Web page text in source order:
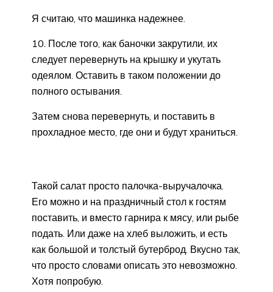
Я считаю, что машинка надежнее.
10. После того, как баночки закрутили, их
следует перевернуть на крышку и укутать
одеялом. Оставить в таком положении до
полного остывания.
Затем снова перевернуть, и поставить в
прохладное место, где они и будут храниться.
Такой салат просто палочка-выручалочка.
Его можно и на праздничный стол к гостям
поставить, и вместо гарнира к мясу, или рыбе
подать. Или даже на хлеб выложить, и есть
как большой и толстый бутерброд. Вкусно так,
что просто словами описать это невозможно.
Хотя попробую.